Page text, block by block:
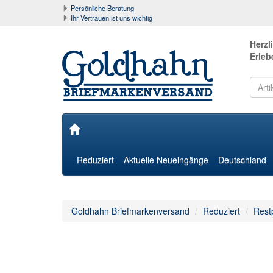
Persönliche Beratung
Ihr Vertrauen ist uns wichtig
Reduziert Aktuelle Neueingänge Deutschland
Goldhahn Briefmarkenversand Reduziert